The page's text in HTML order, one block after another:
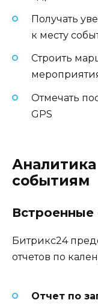
Получать
к месту
Строить
Отмечать
GPS
событиям
Встроенные
Битрикс24
отчетов по
Отчет по